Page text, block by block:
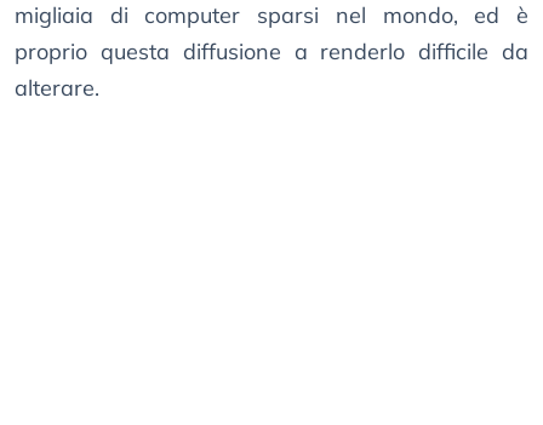
migliaia di computer sparsi nel mondo, ed è
proprio questa diffusione a renderlo difficile da
alterare.